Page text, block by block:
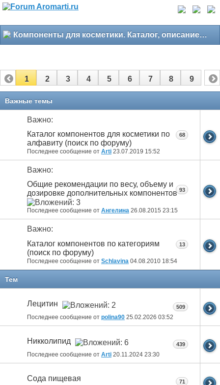
Компоненты для косметики. Каталог, описание, свойства
1 2 3 4 5 6 7 8 9
Важные темы
Важно:
Каталог компонентов для косметики по
алфавиту (поиск по форуму)
Последнее сообщение от Arti 23.07.2019 15:52
68
Важно:
Общие рекомендации по весу, объему и
дозировке дополнительных компонентов
Последнее сообщение от Ангелина 26.08.2015 23:15
93
Важно:
Каталог компонентов по категориям
(поиск по форуму)
Последнее сообщение от Schlavina 04.08.2010 18:54
13
Тем
Лецитин
Последнее сообщение от polina90 25.02.2026 03:52
509
Никколипид
Последнее сообщение от Arti 20.11.2024 23:30
439
Сода пищевая 71